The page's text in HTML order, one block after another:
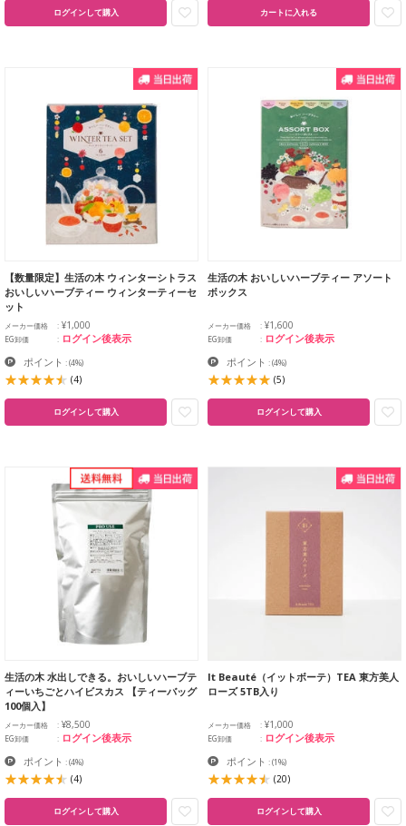
ログインして購入 カートに入れる
【数量限定】生活の木 ウィンターシトラス
おいしいハーブティー ウィンターティーセ
ット
メーカー価格 ¥1,000
EG卸価 ログイン後表示
ポイント :(4%)
(4)
ログインして購入
生活の木 おいしいハーブティー アソート
ボックス
メーカー価格 ¥1,600
EG卸価 ログイン後表示
ポイント :(4%)
(5)
ログインして購入
生活の木 水出しできる。おいしいハーブテ
ィーいちごとハイビスカス 【ティーバッグ
100個入】
メーカー価格 ¥8,500
EG卸価 ログイン後表示
ポイント :(4%)
(4)
ログインして購入
It Beauté（イットボーテ）TEA 東方美人
ローズ 5TB入り
メーカー価格 ¥1,000
EG卸価 ログイン後表示
ポイント :(1%)
(20)
ログインして購入